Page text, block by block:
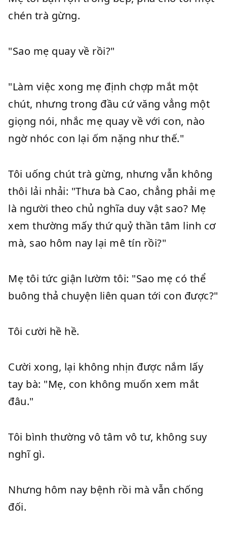
chén trà gừng.
"Sao mẹ quay về rồi?"
"Làm việc xong mẹ định chợp mắt một
chút, nhưng trong đầu cứ văng vẳng một
giọng nói, nhắc mẹ quay về với con, nào
ngờ nhóc con lại ốm nặng như thế."
Tôi uống chút trà gừng, nhưng vẫn không
thôi lải nhải: "Thưa bà Cao, chẳng phải mẹ
là người theo chủ nghĩa duy vật sao? Mẹ
xem thường mấy thứ quỷ thần tâm linh cơ
mà, sao hôm nay lại mê tín rồi?"
Mẹ tôi tức giận lườm tôi: "Sao mẹ có thể
buông thả chuyện liên quan tới con được?"
Tôi cười hề hề.
Cười xong, lại không nhịn được nắm lấy
tay bà: "Mẹ, con không muốn xem mắt
đâu."
Tôi bình thường vô tâm vô tư, không suy
nghĩ gì.
Nhưng hôm nay bệnh rồi mà vẫn chống
đối.